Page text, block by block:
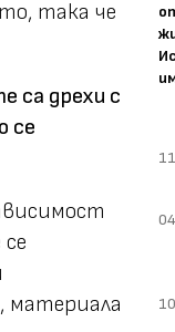
така че
са дрехи с
се
материала